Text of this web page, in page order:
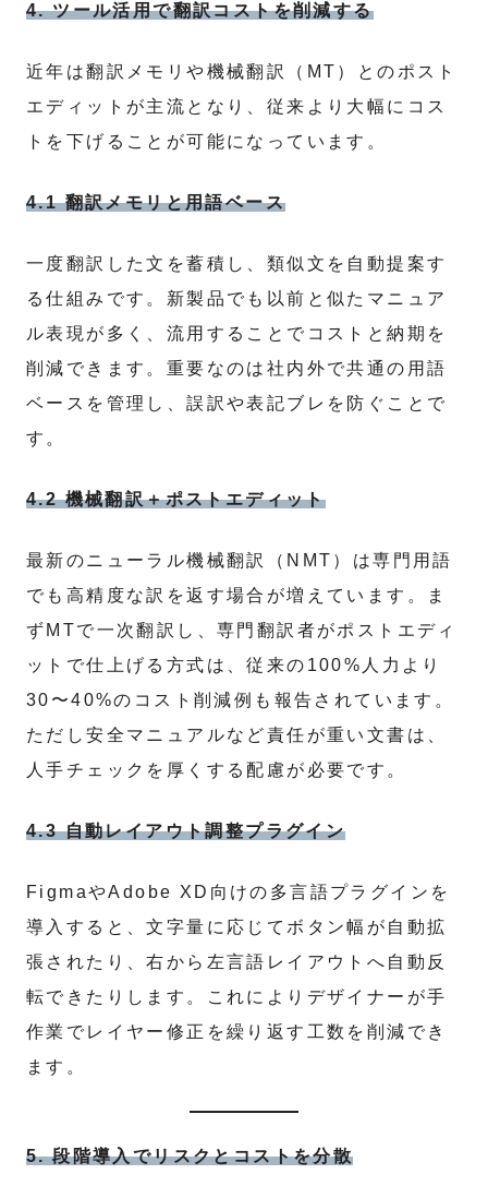
4. ツール活用で翻訳コストを削減する
近年は翻訳メモリや機械翻訳（MT）とのポスト
エディットが主流となり、従来より大幅にコス
トを下げることが可能になっています。
4.1 翻訳メモリと用語ベース
一度翻訳した文を蓄積し、類似文を自動提案す
る仕組みです。新製品でも以前と似たマニュア
ル表現が多く、流用することでコストと納期を
削減できます。重要なのは社内外で共通の用語
ベースを管理し、誤訳や表記ブレを防ぐことで
す。
4.2 機械翻訳＋ポストエディット
最新のニューラル機械翻訳（NMT）は専門用語
でも高精度な訳を返す場合が増えています。ま
ずMTで一次翻訳し、専門翻訳者がポストエディ
ットで仕上げる方式は、従来の100%人力より
30〜40%のコスト削減例も報告されています。
ただし安全マニュアルなど責任が重い文書は、
人手チェックを厚くする配慮が必要です。
4.3 自動レイアウト調整プラグイン
FigmaやAdobe XD向けの多言語プラグインを
導入すると、文字量に応じてボタン幅が自動拡
張されたり、右から左言語レイアウトへ自動反
転できたりします。これによりデザイナーが手
作業でレイヤー修正を繰り返す工数を削減でき
ます。
5. 段階導入でリスクとコストを分散